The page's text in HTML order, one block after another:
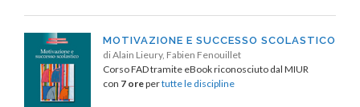
MOTIVAZIONE E SUCCESSO SCOLASTICO
di Alain Lieury, Fabien Fenouillet
Corso FAD tramite eBook riconosciuto dal MIUR
con 7 orepertutte le discipline